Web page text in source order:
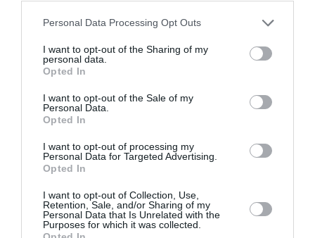
Personal Data Processing Opt Outs
I want to opt-out of the Sharing of my
personal data.
Opted In
I want to opt-out of the Sale of my
Personal Data.
Opted In
I want to opt-out of processing my
Personal Data for Targeted Advertising.
Opted In
I want to opt-out of Collection, Use,
Retention, Sale, and/or Sharing of my
Personal Data that Is Unrelated with the
Purposes for which it was collected.
Le conseguenze legali e politiche
Il decreto sui “Paesi sicuri”, nato per rispondere
alla sentenza della Corte europea di giustizia del
4 giugno scorso, si trova ora a un punto critico.
La normativa, pensata per facilitare i rimpatri, è
nuovamente alla Corte europea per ulteriori
chiarimenti. Le pronunce dei tribunali italiani